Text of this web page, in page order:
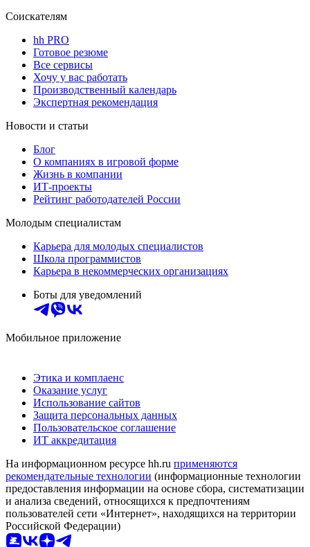
Соискателям
hh PRO
Готовое резюме
Все сервисы
Хочу у вас работать
Производственный календарь
Экспертная рекомендация
Новости и статьи
Блог
О компаниях в игровой форме
Жизнь в компании
ИТ-проекты
Рейтинг работодателей России
Молодым специалистам
Карьера для молодых специалистов
Школа программистов
Карьера в некоммерческих организациях
Боты для уведомлений
Мобильное приложение
Этика и комплаенс
Оказание услуг
Использование сайтов
Защита персональных данных
Пользовательское соглашение
ИТ аккредитация
На информационном ресурсе hh.ru применяются
рекомендательные технологии (информационные технологии
предоставления информации на основе сбора, систематизации
и анализа сведений, относящихся к предпочтениям
пользователей сети «Интернет», находящихся на территории
Российской Федерации)